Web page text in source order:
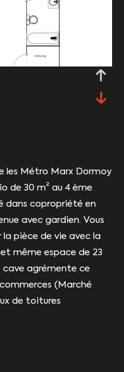
les Métro Marx Dormoy
de 30 m² au 4 ème
dans copropriété en
avec gardien. Vous
la pièce de vie avec la
même espace de 23
cave agrémente ce
(Marché
de toitures